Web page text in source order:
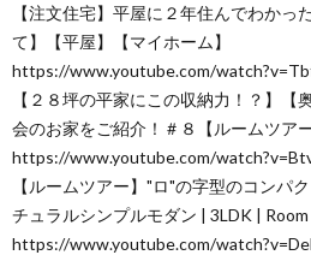
【注文住宅】平屋に２年住んでわかっ
て】【平屋】【マイホーム】
https://www.youtube.com/
【２８坪の平家にこの収納力！？】【
会のお家をご紹介！＃８【ルームツア
https://www.youtube.com/
【ルームツアー】"ロ"の字型のコンパ
チュラルシンプルモダン | 3LDK |
https://www.youtube.com/